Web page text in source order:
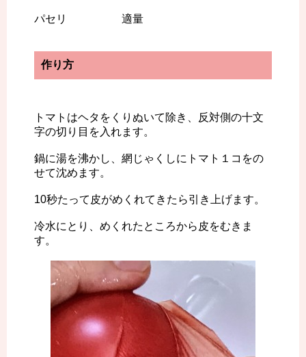
パセリ 適量
作り方
トマトはヘタをくりぬいて除き、反対側の十文
字の切り目を入れます。
鍋に湯を沸かし、網じゃくしにトマト１コをの
せて沈めます。
10秒たって皮がめくれてきたら引き上げます。
冷水にとり、めくれたところから皮をむきま
す。